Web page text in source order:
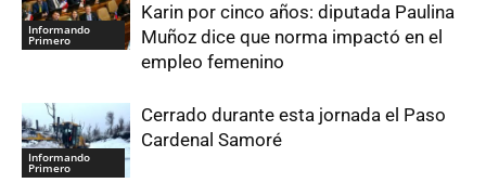
Informando
Primero
Karin por cinco años: diputada Paulina
Muñoz dice que norma impactó en el
empleo femenino
Informando
Primero
Cerrado durante esta jornada el Paso
Cardenal Samoré